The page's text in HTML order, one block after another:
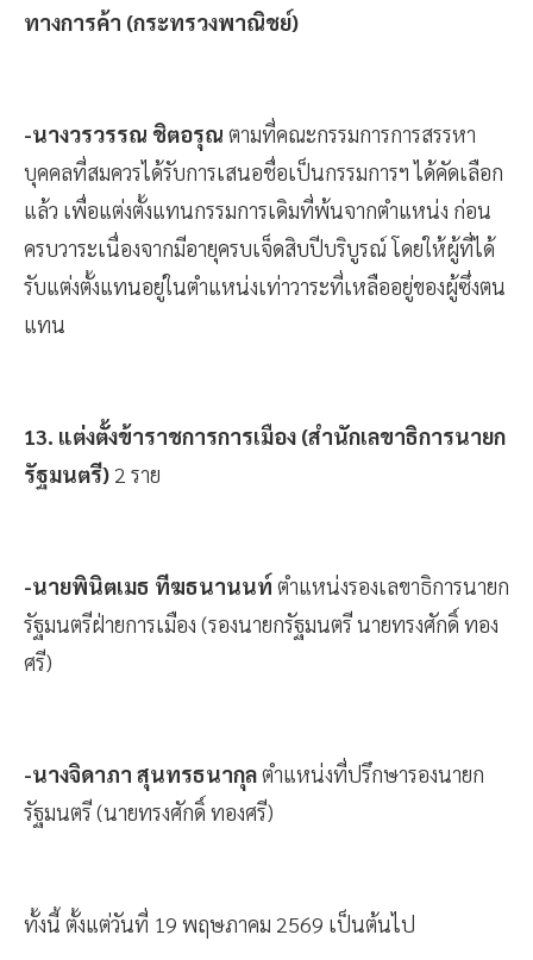
ทางการค้า (กระทรวงพาณิชย์)
-นางวรวรรณ ชิตอรุณ ตามที่คณะกรรมการการสรรหา
บุคคลที่สมควรได้รับการเสนอชื่อเป็นกรรมการฯ ได้คัดเลือก
แล้ว เพื่อแต่งตั้งแทนกรรมการเดิมที่พ้นจากตำแหน่ง ก่อน
ครบวาระเนื่องจากมีอายุครบเจ็ดสิบปีบริบูรณ์ โดยให้ผู้ที่ได้
รับแต่งตั้งแทนอยู่ในตำแหน่งเท่าวาระที่เหลืออยู่ของผู้ซึ่งตน
แทน
13. แต่งตั้งข้าราชการการเมือง (สำนักเลขาธิการนายก
รัฐมนตรี) 2 ราย
-นายพินิตเมธ ทีฆธนานนท์ ตำแหน่งรองเลขาธิการนายก
รัฐมนตรีฝ่ายการเมือง (รองนายกรัฐมนตรี นายทรงศักดิ์ ทอง
ศรี)
-นางจิดาภา สุนทรธนากุลตำแหน่งที่ปรึกษารองนายก
รัฐมนตรี (นายทรงศักดิ์ ทองศรี)
ทั้งนี้ ตั้งแต่วันที่ 19 พฤษภาคม 2569 เป็นต้นไป